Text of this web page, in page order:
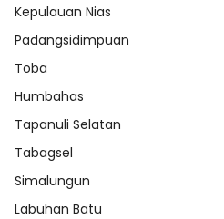
Kepulauan Nias
Padangsidimpuan
Toba
Humbahas
Tapanuli Selatan
Tabagsel
Simalungun
Labuhan Batu